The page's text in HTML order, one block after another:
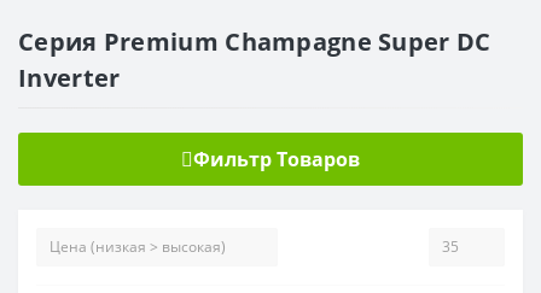
Серия Premium Champagne Super DC
Inverter
Фильтр Товаров